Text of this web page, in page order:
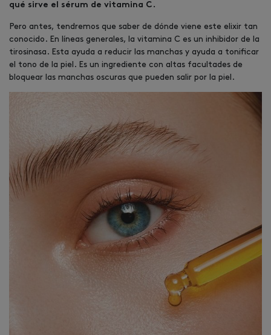
qué sirve el sérum de vitamina C.
Pero antes, tendremos que saber de dónde viene este elixir tan
conocido. En líneas generales, la vitamina C es un inhibidor de la
tirosinasa. Esta ayuda a reducir las manchas y ayuda a tonificar
el tono de la piel. Es un ingrediente con altas facultades de
bloquear las manchas oscuras que pueden salir por la piel.